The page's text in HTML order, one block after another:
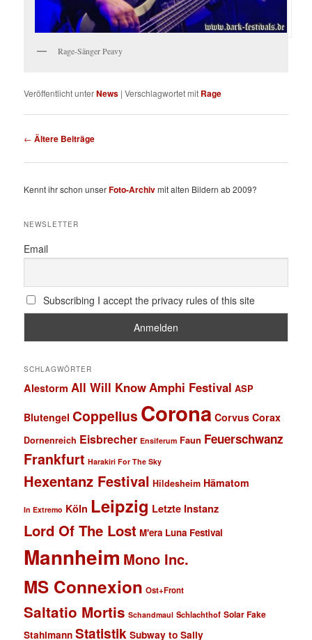
Rage-Sänger Peavy
Veröffentlicht unterNews |Verschlagwortet mit Rage
Beitragsnavigation
← Ältere Beiträge
Kennt ihr schon unserFoto-Archivmit alten Bildern ab 2009?
NEWSLETTER
Email
Subscribing I accept the privacy rules of this site
SCHLAGWÖRTER
Alestorm All Will KnowAmphi Festival ASP
Blutengel Coppelius Corona Corvus Corax
Dornenreich Eisbrecher Ensiferum Faun Feuerschwanz
Frankfurt Harakiri For The Sky
Hexentanz Festival Hildesheim Hämatom
In Extremo Köln Leipzig Letzte Instanz
Lord Of The Lost M'era Luna Festival
Mannheim Mono Inc.
MS Connexion Ost+Front
Saltatio Mortis Schandmaul Schlachthof Solar Fake
Stahlmann Statistik Subway to Sally